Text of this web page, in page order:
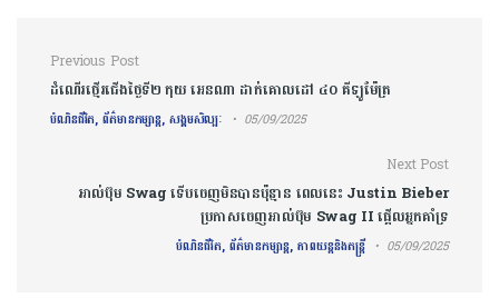
Post navigation
Previous Post
ដំណើរថ្មើរជើងថ្ងៃទី២ កុយ អេនណា ដាក់គោលដៅ ៤០ គីឡូម៉ែត្រ
បំណិនជីវិត, ព័ត៌មានកម្សាន្ត, សង្គមសិល្បៈ 05/09/2025
Next Post
អាល់ប៊ុម Swag ទើបចេញមិនបានប៉ុន្មាន ពេលនេះ Justin Bieber
ប្រកាសចេញអាល់ប៊ុម Swag II ផ្អើលអ្នកគាំទ្រ
បំណិនជីវិត, ព័ត៌មានកម្សាន្ត, ភាពយន្តនិងតន្រ្តី 05/09/2025